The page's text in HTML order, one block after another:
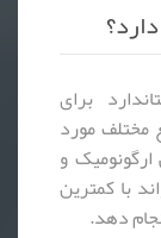
برای
مورد
و
با کمترین
دهد.